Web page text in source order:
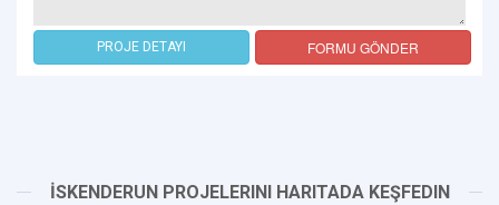
PROJE DETAYI FORMU GÖNDER
İSKENDERUN PROJELERINI HARITADA KEŞFEDIN